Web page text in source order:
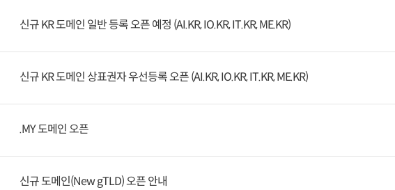
신규 KR 도메인 일반 등록 오픈 예정 (AI.KR, IO.KR, IT.KR, ME.KR)
신규 KR 도메인 상표권자 우선등록 오픈 (AI.KR, IO.KR, IT.KR, ME.KR)
.MY 도메인 오픈
신규 도메인(New gTLD) 오픈 안내